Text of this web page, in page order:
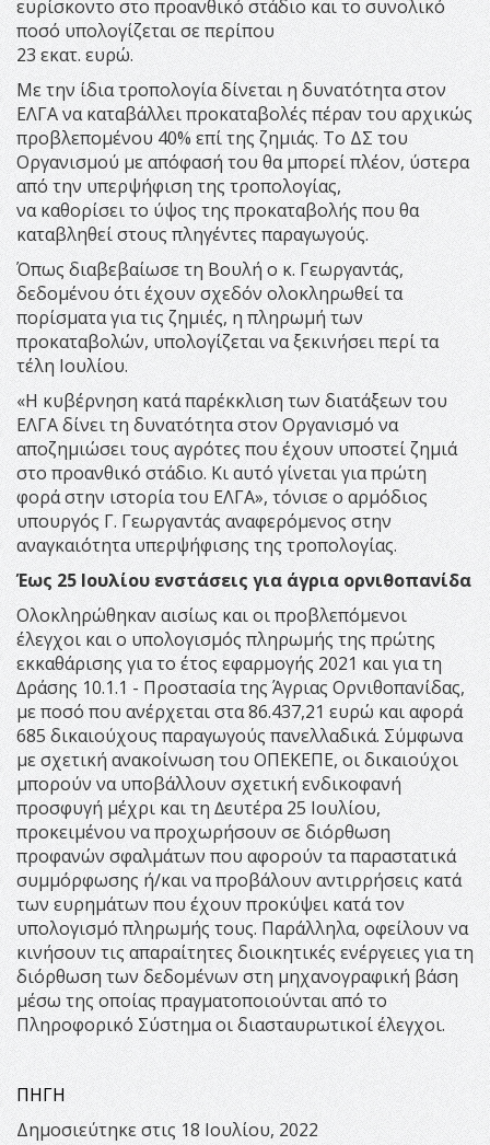
ευρίσκοντο στο προανθικό στάδιο και το συνολικό
ποσό υπολογίζεται σε περίπου
23 εκατ. ευρώ.
Με την ίδια τροπολογία δίνεται η δυνατότητα στον
ΕΛΓΑ να καταβάλλει προκαταβολές πέραν του αρχικώς
προβλεπομένου 40% επί της ζημιάς. Το ΔΣ του
Οργανισμού με απόφασή του θα μπορεί πλέον, ύστερα
από την υπερψήφιση της τροπολογίας,
να καθορίσει το ύψος της προκαταβολής που θα
καταβληθεί στους πληγέντες παραγωγούς.
Όπως διαβεβαίωσε τη Βουλή ο κ. Γεωργαντάς,
δεδομένου ότι έχουν σχεδόν ολοκληρωθεί τα
πορίσματα για τις ζημιές, η πληρωμή των
προκαταβολών, υπολογίζεται να ξεκινήσει περί τα
τέλη Ιουλίου.
«Η κυβέρνηση κατά παρέκκλιση των διατάξεων του
ΕΛΓΑ δίνει τη δυνατότητα στον Οργανισμό να
αποζημιώσει τους αγρότες που έχουν υποστεί ζημιά
στο προανθικό στάδιο. Κι αυτό γίνεται για πρώτη
φορά στην ιστορία του ΕΛΓΑ», τόνισε ο αρμόδιος
υπουργός Γ. Γεωργαντάς αναφερόμενος στην
αναγκαιότητα υπερψήφισης της τροπολογίας.
Έως 25 Ιουλίου ενστάσεις για άγρια ορνιθοπανίδα
Ολοκληρώθηκαν αισίως και οι προβλεπόµενοι
έλεγχοι και ο υπολογισµός πληρωµής της πρώτης
εκκαθάρισης για το έτος εφαρµογής 2021 και για τη
∆ράσης 10.1.1 - Προστασία της Άγριας Ορνιθοπανίδας,
µε ποσό που ανέρχεται στα 86.437,21 ευρώ και αφορά
685 δικαιούχους παραγωγούς πανελλαδικά. Σύµφωνα
µε σχετική ανακοίνωση του ΟΠΕΚΕΠΕ, οι δικαιούχοι
µπορούν να υποβάλλουν σχετική ενδικοφανή
προσφυγή µέχρι και τη ∆ευτέρα 25 Ιουλίου,
προκειµένου να προχωρήσουν σε διόρθωση
προφανών σφαλµάτων που αφορούν τα παραστατικά
συµµόρφωσης ή/και να προβάλουν αντιρρήσεις κατά
των ευρηµάτων που έχουν προκύψει κατά τον
υπολογισµό πληρωµής τους. Παράλληλα, οφείλουν να
κινήσουν τις απαραίτητες διοικητικές ενέργειες για τη
διόρθωση των δεδοµένων στη µηχανογραφική βάση
µέσω της οποίας πραγµατοποιούνται από το
Πληροφορικό Σύστηµα οι διασταυρωτικοί έλεγχοι.
ΠΗΓΗ
Δημοσιεύτηκε στις 18 Ιουλίου, 2022